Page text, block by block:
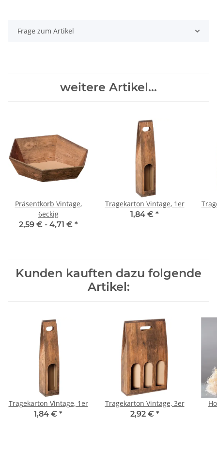
Frage zum Artikel
weitere Artikel...
Präsentkorb Vintage,
6eckig
2,59 € - 4,71 € *
Tragekarton Vintage, 1er
1,84 € *
Kunden kauften dazu folgende
Artikel:
Tragekarton Vintage, 1er
1,84 € *
Tragekarton Vintage, 3er
2,92 € *